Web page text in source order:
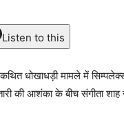
Listen to this
धोखाधड़ी मामले में
की आशंका के बीच संगीता शाह